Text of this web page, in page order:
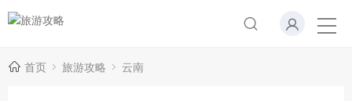
首页 旅游攻略 云南